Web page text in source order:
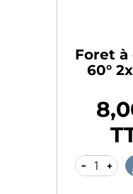
Foret
60°
- +